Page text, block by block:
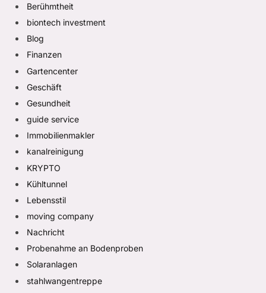
Berühmtheit
biontech investment
Blog
Finanzen
Gartencenter
Geschäft
Gesundheit
guide service
Immobilienmakler
kanalreinigung
KRYPTO
Kühltunnel
Lebensstil
moving company
Nachricht
Probenahme an Bodenproben
Solaranlagen
stahlwangentreppe